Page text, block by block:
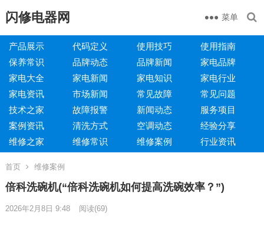
闪修电器网 菜单
产品展示 代码定义 使用技巧
使用指南
保养常识
品牌动态 品牌新闻
家电品牌
家电大全
家电新闻 家电知识
家电行业
家电资讯
市场新闻 常见故障
常见问题
技术之家
故障报警 新闻动态
服务项目
案例资讯
清洗方式 空调动态
经验分享
维修之家
维修常识 维修案例 行业资讯
首页 维修案例
倍科洗碗机(“倍科洗碗机如何提高洗碗效率？”)
2026年2月8日 9:48 阅读(69)